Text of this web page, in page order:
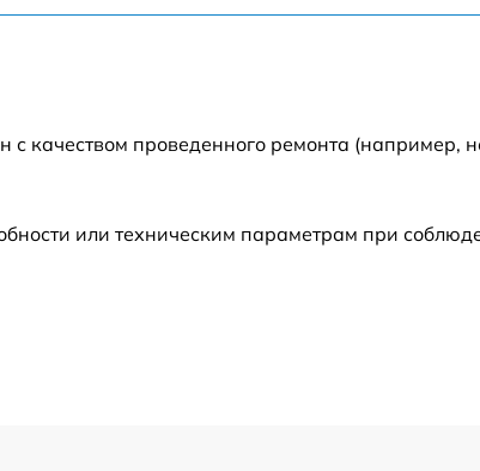
качеством проведенного ремонта (например,
или техническим параметрам при